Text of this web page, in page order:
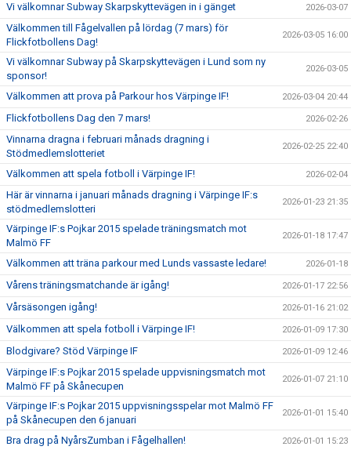
Vi välkomnar Subway Skarpskyttevägen in i gänget 2026-03-07
Välkommen till Fågelvallen på lördag (7 mars) för
Flickfotbollens Dag!
2026-03-05 16:00
Vi välkomnar Subway på Skarpskyttevägen i Lund som ny
sponsor!
2026-03-05
Välkommen att prova på Parkour hos Värpinge IF! 2026-03-04 20:44
Flickfotbollens Dag den 7 mars! 2026-02-26
Vinnarna dragna i februari månads dragning i
Stödmedlemslotteriet
2026-02-25 22:40
Välkommen att spela fotboll i Värpinge IF! 2026-02-04
Här är vinnarna i januari månads dragning i Värpinge IF:s
stödmedlemslotteri
2026-01-23 21:35
Värpinge IF:s Pojkar 2015 spelade träningsmatch mot
Malmö FF
2026-01-18 17:47
Välkommen att träna parkour med Lunds vassaste ledare! 2026-01-18
Vårens träningsmatchande är igång! 2026-01-17 22:56
Vårsäsongen igång! 2026-01-16 21:02
Välkommen att spela fotboll i Värpinge IF! 2026-01-09 17:30
Blodgivare? Stöd Värpinge IF 2026-01-09 12:46
Värpinge IF:s Pojkar 2015 spelade uppvisningsmatch mot
Malmö FF på Skånecupen
2026-01-07 21:10
Värpinge IF:s Pojkar 2015 uppvisningsspelar mot Malmö FF
på Skånecupen den 6 januari
2026-01-01 15:40
Bra drag på NyårsZumban i Fågelhallen! 2026-01-01 15:23